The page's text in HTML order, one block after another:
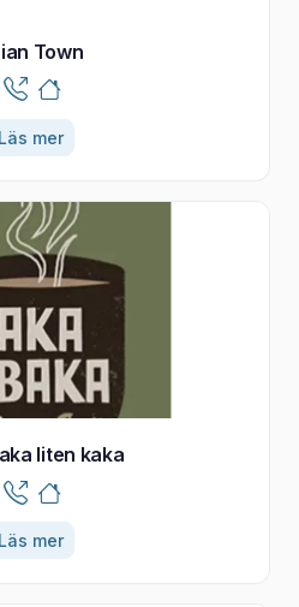
Town
Läs mer
liten kaka
Läs mer